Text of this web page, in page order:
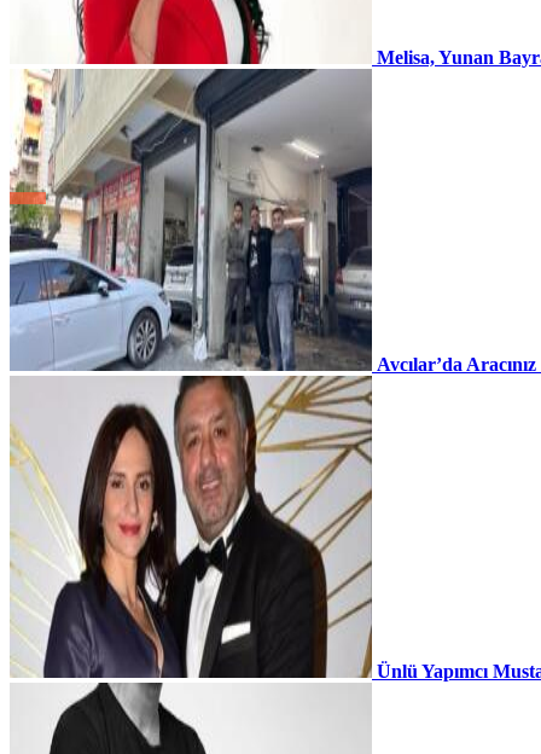
Melisa, Yunan
Avcılar’da
Ünlü Yapımcı